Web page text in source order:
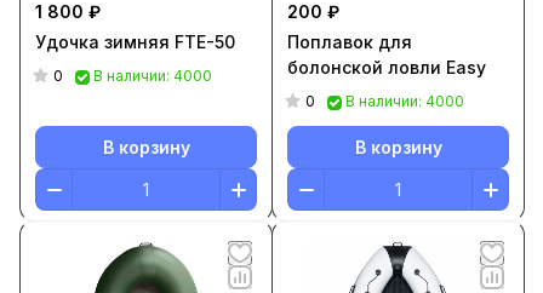
1 800 ₽
Удочка зимняя FTE-50
0 В наличии: 4000
В корзину
200 ₽
Поплавок для
болонской ловли Easy
0 В наличии: 4000
В корзину